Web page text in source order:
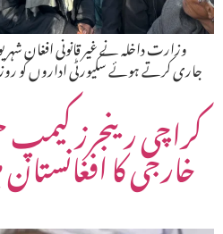
جاری کرتے ہوئے سکیورٹی اداروں کو
کراچی رینجرز کیمپ
خارجی کا